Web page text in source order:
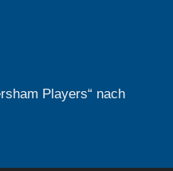
Players“ nach